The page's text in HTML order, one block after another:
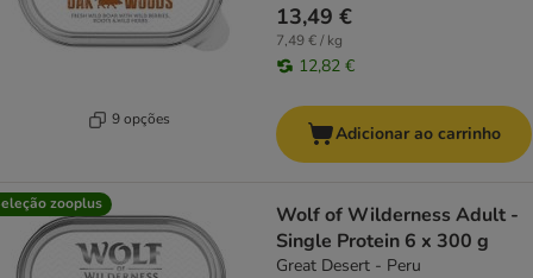
9 opções
13,49 €
7,49 € / kg
12,82 €
Adicionar ao carrinho
zooplus
Wolf of Wilderness Adult -
Single Protein 6 x 300 g
Great Desert - Peru